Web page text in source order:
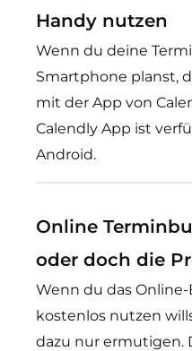
Handy nutzen
Wenn du deine
Smartphone planst,
mit der App von
Calendly App ist
Android.
Online
oder doch die
Wenn du das
kostenlos nutzen
dazu nur ermutigen.